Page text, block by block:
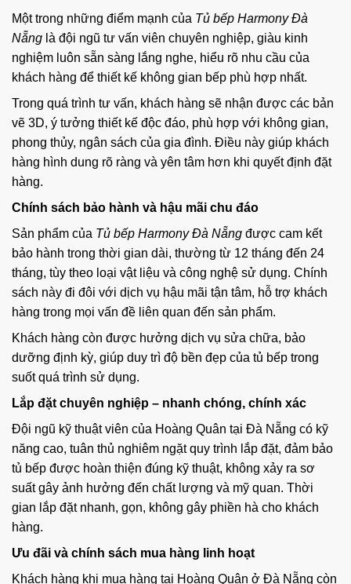
Một trong những điểm mạnh của Tủ bếp Harmony Đà
Nẵng là đội ngũ tư vấn viên chuyên nghiệp, giàu kinh
nghiệm luôn sẵn sàng lắng nghe, hiểu rõ nhu cầu của
khách hàng để thiết kế không gian bếp phù hợp nhất.
Trong quá trình tư vấn, khách hàng sẽ nhận được các bản
vẽ 3D, ý tưởng thiết kế độc đáo, phù hợp với không gian,
phong thủy, ngân sách của gia đình. Điều này giúp khách
hàng hình dung rõ ràng và yên tâm hơn khi quyết định đặt
hàng.
Chính sách bảo hành và hậu mãi chu đáo
Sản phẩm của Tủ bếp Harmony Đà Nẵng được cam kết
bảo hành trong thời gian dài, thường từ 12 tháng đến 24
tháng, tùy theo loại vật liệu và công nghệ sử dụng. Chính
sách này đi đôi với dịch vụ hậu mãi tận tâm, hỗ trợ khách
hàng trong mọi vấn đề liên quan đến sản phẩm.
Khách hàng còn được hưởng dịch vụ sửa chữa, bảo
dưỡng định kỳ, giúp duy trì độ bền đẹp của tủ bếp trong
suốt quá trình sử dụng.
Lắp đặt chuyên nghiệp – nhanh chóng, chính xác
Đội ngũ kỹ thuật viên của Hoàng Quân tại Đà Nẵng có kỹ
năng cao, tuân thủ nghiêm ngặt quy trình lắp đặt, đảm bảo
tủ bếp được hoàn thiện đúng kỹ thuật, không xảy ra sơ
suất gây ảnh hưởng đến chất lượng và mỹ quan. Thời
gian lắp đặt nhanh, gọn, không gây phiền hà cho khách
hàng.
Ưu đãi và chính sách mua hàng linh hoạt
Khách hàng khi mua hàng tại Hoàng Quân ở Đà Nẵng còn